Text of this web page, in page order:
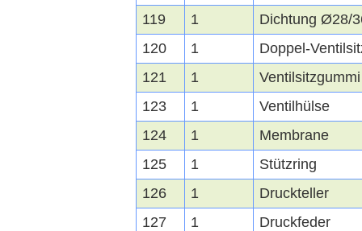
119
1
Dichtung Ø28/
120
1
Doppel-
121
1
Ventilsitzgummi
123
1
Ventilhülse
124
1
Membrane
125
1
Stützring
126
1
Druckteller
127
1
Druckfeder